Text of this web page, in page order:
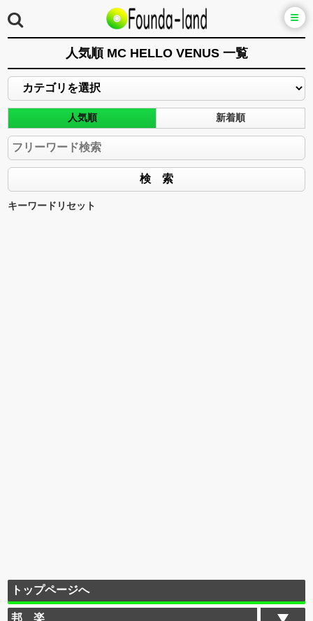
人気順 MC HELLO VENUS 一覧
人気順 新着順
キーワードリセット
トップページへ
邦 楽